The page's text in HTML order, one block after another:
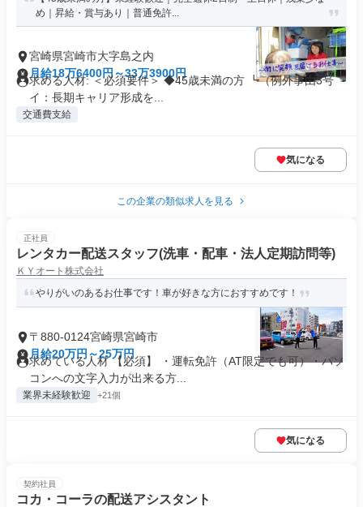
め｜昇給・賞与あり｜普通免許...
宮崎県宮崎市大字島之内
月給18万6400円～33万3900円
求める人材: ＜必須要件＞ ◆45歳未満の方 ┗（例外事由3号
イ：長期キャリア形成を...
交通費支給
気になる
この企業の類似求人を見る
正社員
レンタカー配送スタッフ(洗車・配車・法人定期訪問等)
ＫＹオート株式会社
やりがいのあるお仕事です！車が好きな方におすすめです！
〒880-0124宮崎県宮崎市
月給20万円～25万円
求めている人材 【必須】 ・運転免許（AT限定でも可）・パソ
コンへの文字入力が出来る方...
業界未経験歓迎 +21個
気になる
契約社員
コカ・コーラの配送アシスタント